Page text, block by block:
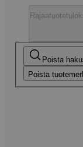
Poista
Poista
Rajaa